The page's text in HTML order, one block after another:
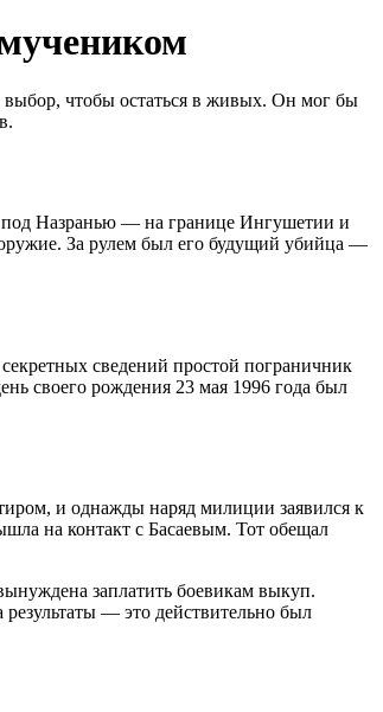
выбор, чтобы остаться в живых. Он мог бы
под Назранью — на границе Ингушетии и
За рулем был его будущий убийца —
сведений простой пограничник
своего рождения 23 мая 1996 года был
и однажды наряд милиции заявился к
на контакт с Басаевым. Тот обещал
заплатить боевикам выкуп.
результаты — это действительно был